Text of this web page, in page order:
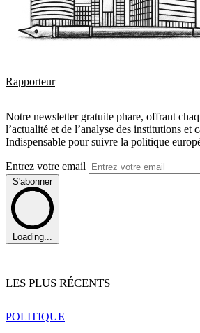
Rapporteur
Notre newsletter gratuite phare, offrant
l’actualité et de l’analyse des institutions et
Indispensable pour suivre la politique
Entrez votre email
S'abonner
Loading...
LES PLUS RÉCENTS
POLITIQUE